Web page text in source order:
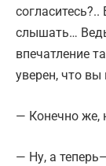
слышать…
впечатление
уверен, что вы
— Конечно же,
— Ну, а